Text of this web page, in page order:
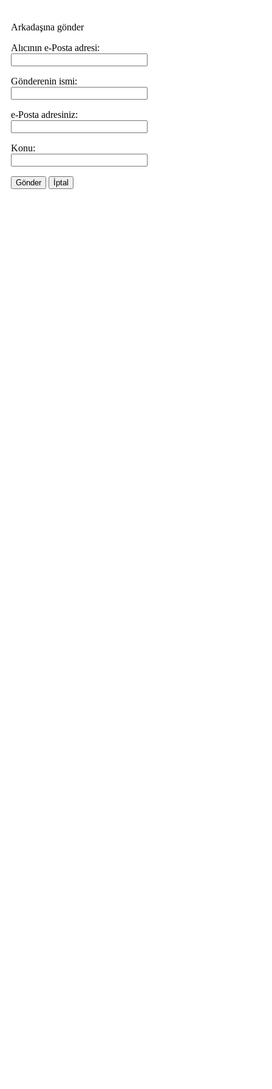
Arkadaşına gönder
Alıcının e-Posta adresi:
Gönderenin ismi:
e-Posta adresiniz:
Konu:
Gönder İptal